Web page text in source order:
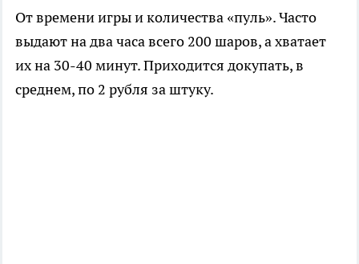
От времени игры и количества «пуль». Часто
выдают на два часа всего 200 шаров, а хватает
их на 30-40 минут. Приходится докупать, в
среднем, по 2 рубля за штуку.